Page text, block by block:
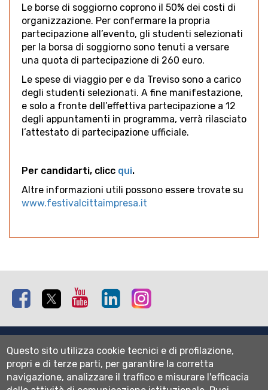
Le borse di soggiorno coprono il 50% dei costi di
organizzazione. Per confermare la propria
partecipazione all’evento, gli studenti selezionati
per la borsa di soggiorno sono tenuti a versare
una quota di partecipazione di 260 euro.
Le spese di viaggio per e da Treviso sono a carico
degli studenti selezionati. A fine manifestazione,
e solo a fronte dell’effettiva partecipazione a 12
degli appuntamenti in programma, verrà rilasciato
l’attestato di partecipazione ufficiale.
Per candidarti, clicc qui.
Altre informazioni utili possono essere trovate su
www.festivalcittaimpresa.it
Facebook Twitter Youtube Linkedin
Mappa del sito
Normativa cookie
Informativa privacy
Cookie settings
Questo sito utilizza cookie tecnici e di profilazione,
propri e di terze parti, per garantire la corretta
navigazione, analizzare il traffico e misurare l'efficacia